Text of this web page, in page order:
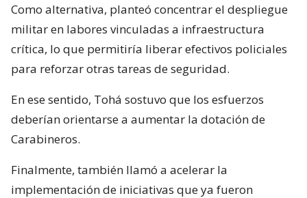
Como alternativa, planteó concentrar el despliegue
militar en labores vinculadas a infraestructura
crítica, lo que permitiría liberar efectivos policiales
para reforzar otras tareas de seguridad.
En ese sentido, Tohá sostuvo que los esfuerzos
deberían orientarse a aumentar la dotación de
Carabineros.
Finalmente, también llamó a acelerar la
implementación de iniciativas que ya fueron